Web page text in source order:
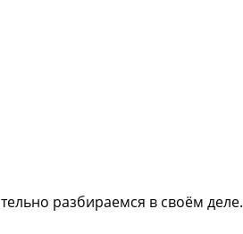
разбираемся в своём деле.